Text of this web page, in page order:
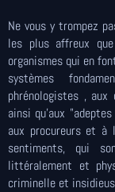
Ne vous y trompez
les plus affreux
organismes qui en
systèmes
phrénologistes ,
ainsi qu'aux
aux procureurs et à
sentiments, qui
littéralement et
criminelle et